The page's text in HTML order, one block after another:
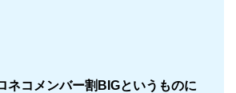
ネコメンバー割BIGというものに